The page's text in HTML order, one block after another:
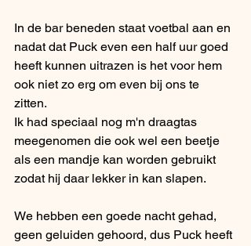
In de bar beneden staat voetbal aan en
nadat dat Puck even een half uur goed
heeft kunnen uitrazen is het voor hem
ook niet zo erg om even bij ons te
zitten.
Ik had speciaal nog m'n draagtas
meegenomen die ook wel een beetje
als een mandje kan worden gebruikt
zodat hij daar lekker in kan slapen.
We hebben een goede nacht gehad,
geen geluiden gehoord, dus Puck heeft